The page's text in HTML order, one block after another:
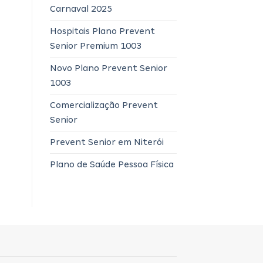
Carnaval 2025
Hospitais Plano Prevent
Senior Premium 1003
Novo Plano Prevent Senior
1003
Comercialização Prevent
Senior
Prevent Senior em Niterói
Plano de Saúde Pessoa Física